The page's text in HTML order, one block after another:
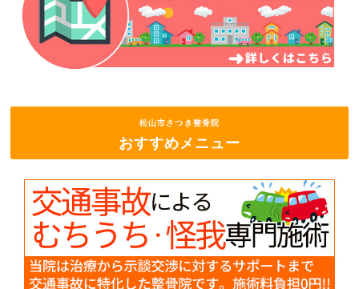
松山市さつき整骨院
おすすめメニュー